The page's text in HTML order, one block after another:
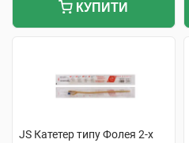
КУПИТИ
JS Катетер типу Фолея 2-х